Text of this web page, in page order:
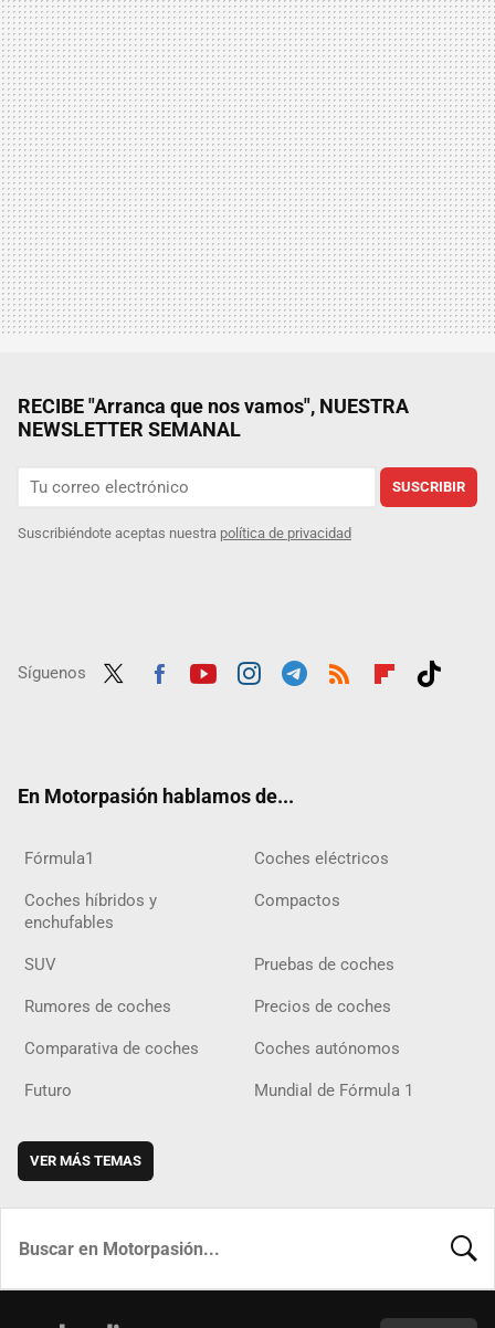
RECIBE "Arranca que nos vamos", NUESTRA
NEWSLETTER SEMANAL
SUSCRIBIR
Suscribiéndote aceptas nuestra política de privacidad
Síguenos
En Motorpasión hablamos de...
Fórmula1 Coches eléctricos
Coches híbridos y
enchufables
Compactos
SUV Pruebas de coches
Rumores de coches Precios de coches
Comparativa de coches Coches autónomos
Futuro Mundial de Fórmula 1
VER MÁS TEMAS